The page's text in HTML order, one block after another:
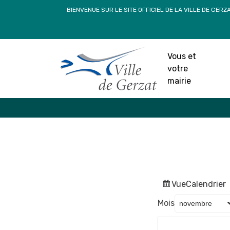
BIENVENUE SUR LE SITE OFFICIEL DE LA VILLE DE
Vous et
votre
mairie
VueCalendrier
Mois